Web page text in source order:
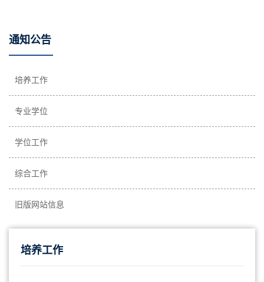
通知公告
培养工作
专业学位
学位工作
综合工作
旧版网站信息
培养工作